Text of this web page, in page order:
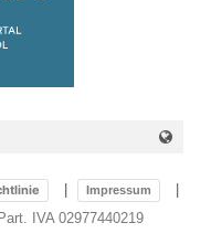
Impressum
IVA 02977440219